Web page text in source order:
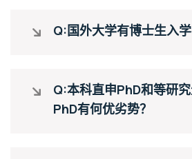
Q:国外大学有博士生入学
Q:本科直申PhD和等研
PhD有何优劣势？